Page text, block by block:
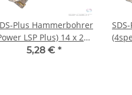
Plus Hammerbohrer
LSP Plus) 14 x 215
mm - 1 Stk.
5,28 € *